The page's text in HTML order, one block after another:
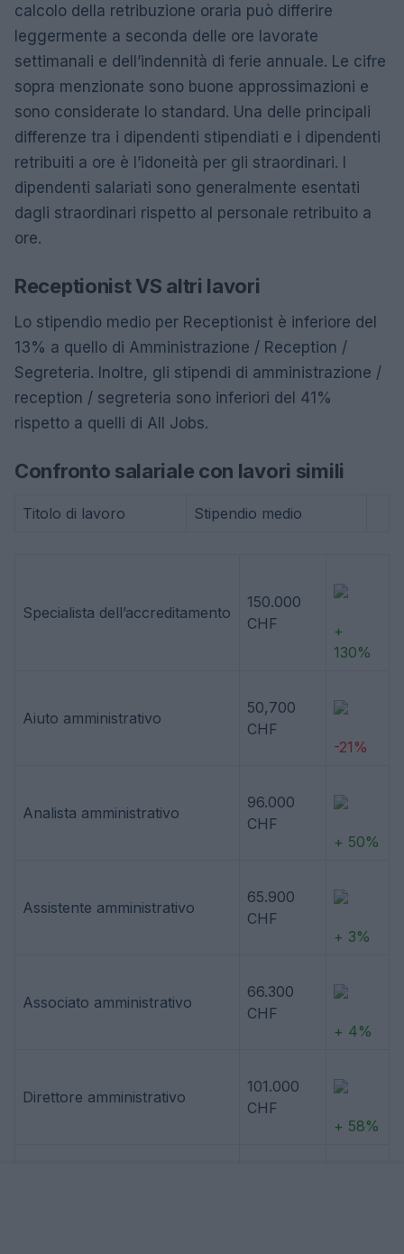
calcolo della retribuzione oraria può differire
leggermente a seconda delle ore lavorate
settimanali e dell’indennità di ferie annuale. Le cifre
sopra menzionate sono buone approssimazioni e
sono considerate lo standard. Una delle principali
differenze tra i dipendenti stipendiati e i dipendenti
retribuiti a ore è l’idoneità per gli straordinari. I
dipendenti salariati sono generalmente esentati
dagli straordinari rispetto al personale retribuito a
ore.
Receptionist VS altri lavori
Lo stipendio medio per Receptionist è inferiore del
13% a quello di Amministrazione / Reception /
Segreteria. Inoltre, gli stipendi di amministrazione /
reception / segreteria sono inferiori del 41%
rispetto a quelli di All Jobs.
Confronto salariale con lavori simili
Titolo di lavoro Stipendio medio
Specialista dell’accreditamento
150.000
CHF
+
130%
Aiuto amministrativo
50,700
CHF
-21%
Analista amministrativo
96.000
CHF
+ 50%
Assistente amministrativo
65.900
CHF
+ 3%
Associato amministrativo
66.300
CHF
+ 4%
Direttore amministrativo
101.000
CHF
+ 58%